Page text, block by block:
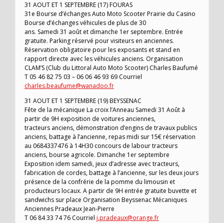
31 AOUT ET 1 SEPTEMBRE (17) FOURAS
31e Bourse d’échanges Auto Moto Scooter Prairie du Casino
Bourse d’échanges véhicules de plus de 30
ans. Samedi 31 août et dimanche 1er septembre. Entrée
gratuite. Parking réservé pour visiteurs en anciennes.
Réservation obligatoire pour les exposants et stand en
rapport directe avec les véhicules anciens. Organisation
CLAM’S (Club du Littoral Auto Moto Scooter) Charles Baufumé
T 05 46 82 75 03 – 06 06 46 93 69 Courriel
charles.beaufume@wanadoo.fr
31 AOUT ET 1 SEPTEMBRE (19) BEYSSENAC
Fête de la mécanique La croix l’Anneau Samedi 31 Août à
partir de 9H exposition de voitures anciennes,
tracteurs anciens, démonstration d’engins de travaux publics
anciens, battage à l’ancienne, repas midi sur 15€ réservation
au 0684337476 à 14H30 concours de labour tracteurs
anciens, bourse agricole. Dimanche 1er septembre
Exposition idem samedi, jeux d’adresse avec tracteurs,
fabrication de cordes, battage à l’ancienne, sur les deux jours
présence de la confrérie de la pomme du limousin et
producteurs locaux. A partir de 9H entrée gratuite buvette et
sandwichs sur place Organisation Beyssenac Mécaniques
Anciennes Pradeaux Jean-Pierre
T 06 84 33 74 76 Courriel j.pradeaux@orange.fr